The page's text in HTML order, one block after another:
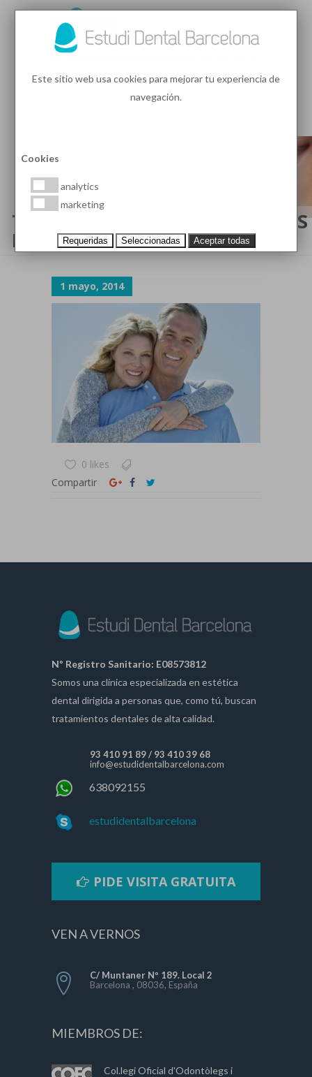
TRATAMIENTO CON IMPLANTES
DENTALES EN BARCELONA
1 mayo, 2014
0 likes
Compartir
Nº Registro Sanitario: E08573812
Somos una clínica especializada en estética
dental dirigida a personas que, como tú, buscan
tratamientos dentales de alta calidad.
93 410 91 89/ 93 410 39 68
info@estudidentalbarcelona.com
638092155
estudidentalbarcelona
PIDE VISITA GRATUITA
VEN A VERNOS
C/ Muntaner Nº 189. Local 2
Barcelona , 08036, España
MIEMBROS DE:
Col.legi Oficial d'Odontòlegs i
Este sitio web usa cookies para mejorar tu experiencia de
navegación.
Cookies
analytics
marketing
Requeridas Seleccionadas Aceptar todas